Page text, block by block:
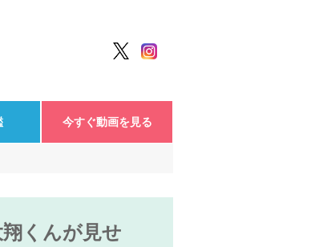
今すぐ動画を見る
くんが見せ